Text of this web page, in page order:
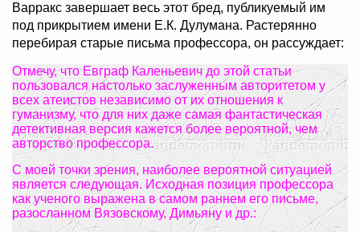
Варракс завершает весь этот бред, публикуемый им
под прикрытием имени Е.К. Дулумана. Растерянно
перебирая старые письма профессора, он рассуждает:
Отмечу, что Евграф Каленьевич до этой статьи
пользовался настолько заслуженным авторитетом у
всех атеистов независимо от их отношения к
гуманизму, что для них даже самая фантастическая
детективная версия кажется более вероятной, чем
авторство профессора.
С моей точки зрения, наиболее вероятной ситуацией
является следующая. Исходная позиция профессора
как ученого выражена в самом раннем его письме,
разосланном Вязовскому, Димьяну и др.: